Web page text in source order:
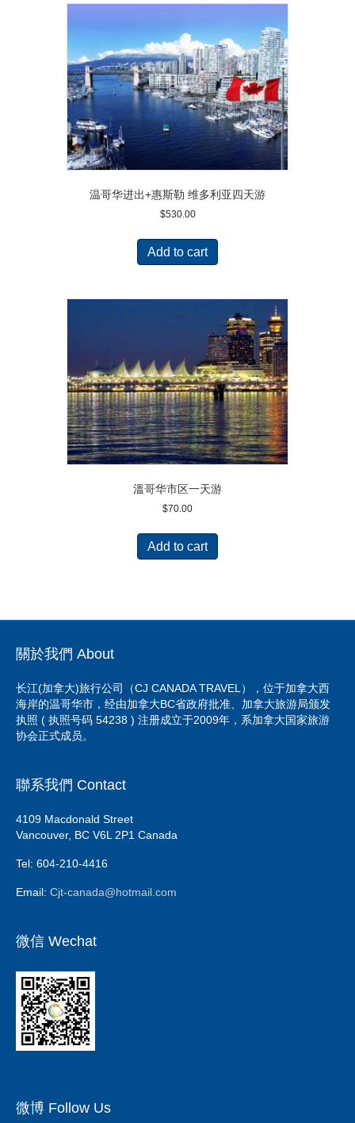
温哥华进出+惠斯勒 维多利亚四天游
$530.00
Add to cart
溫哥华市区一天游
$70.00
Add to cart
關於我們 About
长江(加拿大)旅行公司（CJ CANADA TRAVEL），位于加拿大西
海岸的温哥华市，经由加拿大BC省政府批准、加拿大旅游局颁发
执照 ( 执照号码 54238 ) 注册成立于2009年，系加拿大国家旅游
协会正式成员。
聯系我們 Contact
4109 Macdonald Street
Vancouver, BC V6L 2P1 Canada
Tel: 604-210-4416
Email: Cjt-canada@hotmail.com
微信 Wechat
微博 Follow Us